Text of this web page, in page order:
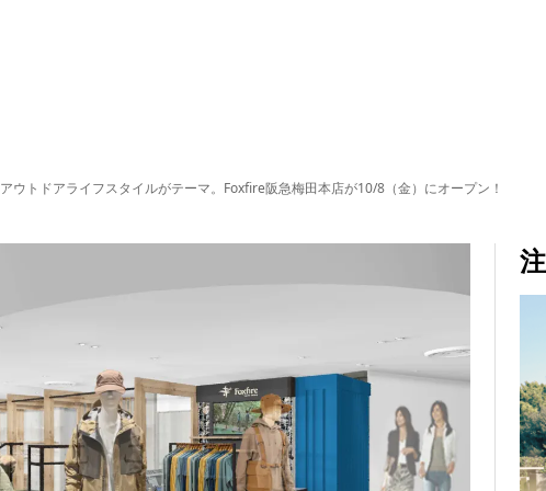
アウトドアライフスタイルがテーマ。Foxfire阪急梅田本店が10/8（金）にオープン！